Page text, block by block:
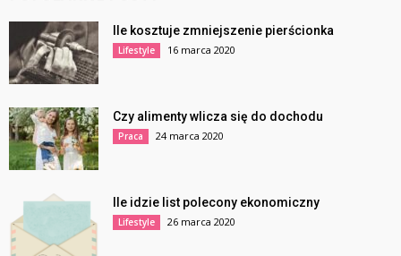
Ile kosztuje zmniejszenie pierścionka
Lifestyle 16 marca 2020
Czy alimenty wlicza się do dochodu
Praca 24 marca 2020
Ile idzie list polecony ekonomiczny
Lifestyle 26 marca 2020